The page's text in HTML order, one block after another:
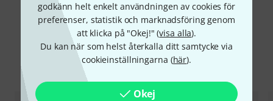
godkänn helt enkelt användningen av cookies för
preferenser, statistik och marknadsföring genom
att klicka på "Okej!" (visa alla).
Du kan när som helst återkalla ditt samtycke via
cookieinställningarna (här).
Okej
Läs alla recensioner
Jämför alternativ